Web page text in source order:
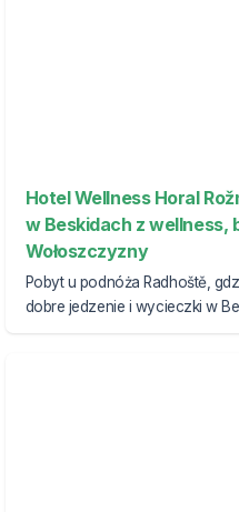
Hotel Wellness Horal
w Beskidach z wellness,
Wołoszczyzny
Pobyt u podnóża Radhoště,
dobre jedzenie i wycieczki w